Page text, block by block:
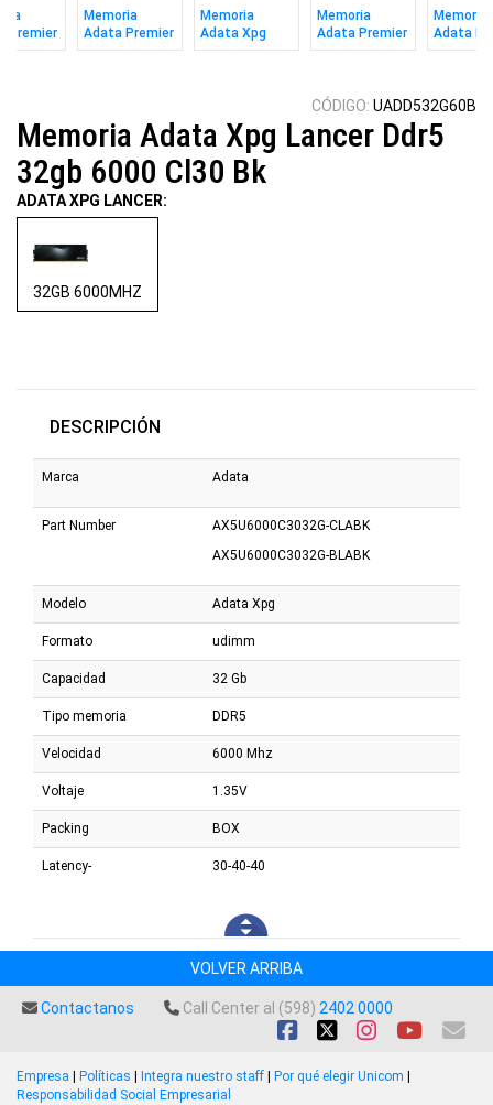
Premier
Memoria
Adata Premier
Ddr4 8gb 3200
Memoria
Adata Xpg
Lancer Bl Ddr5
Memoria
Adata Premier
Ddr5 16gb
Memoria
Adata
Ddr5 8gb
CÓDIGO: UADD532G60B
Memoria Adata Xpg Lancer Ddr5
32gb 6000 Cl30 Bk
ADATA XPG LANCER:
32GB 6000MHZ
DESCRIPCIÓN
Marca Adata
Part Number
AX5U6000C3032G-CLABK
AX5U6000C3032G-BLABK
Modelo Adata Xpg
Formato udimm
Capacidad 32 Gb
Tipo memoria DDR5
Velocidad 6000 Mhz
Voltaje 1.35V
Packing BOX
Latency- 30-40-40
VOLVER ARRIBA
Contactanos Call Center al (598) 2402 0000
Empresa | Políticas | Integra nuestro staff | Por qué elegir Unicom |
Responsabilidad Social Empresarial